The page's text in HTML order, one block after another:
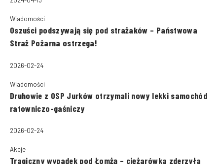
Wiadomości
Oszuści podszywają się pod strażaków – Państwowa
Straż Pożarna ostrzega!
2026-02-24
Wiadomości
Druhowie z OSP Jurków otrzymali nowy lekki samochód
ratowniczo-gaśniczy
2026-02-24
Akcje
Tragiczny wypadek pod Łomżą – ciężarówka zderzyła